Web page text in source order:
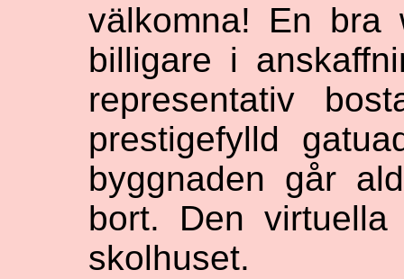
välkomna! En bra
billigare i
representativ
prestigefylld
byggnaden går
bort. Den
skolhuset.